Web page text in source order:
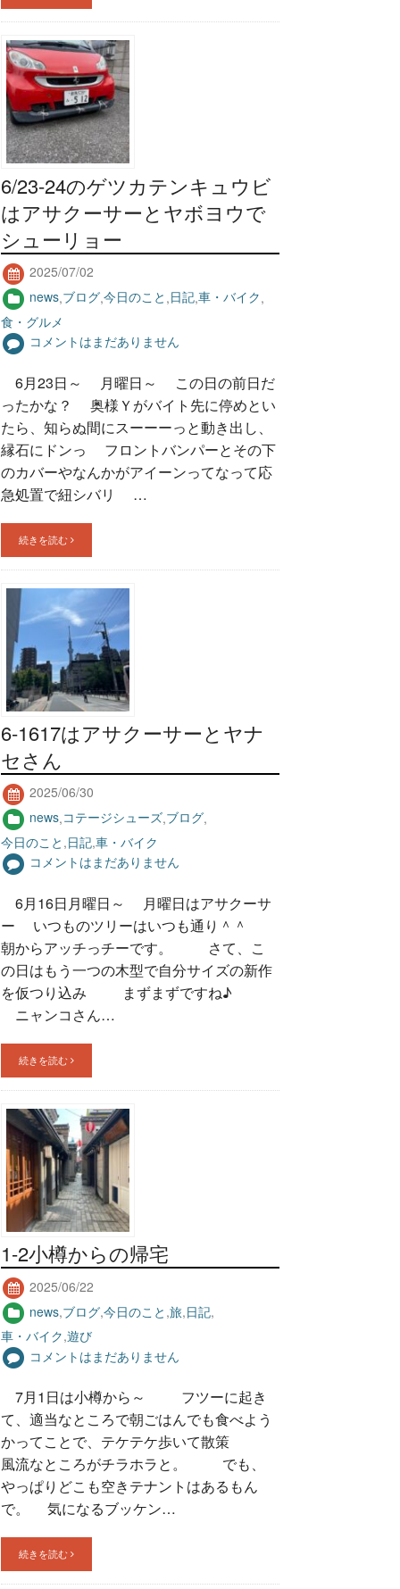
6/23-24のゲツカテンキュウビ
はアサクーサーとヤボヨウで
シューリョー
2025/07/02
news,ブログ,今日のこと ,日記,車・バイク,
食・グルメ
コメントはまだありません
6月23日～ 月曜日～ この日の前日だ
ったかな？ 奥様Ｙがバイト先に停めとい
たら、知らぬ間にスーーーっと動き出し、
縁石にドンっ フロントバンパーとその下
のカバーやなんかがアイーンってなって応
急処置で紐シバリ …
続きを読む
6-1617はアサクーサーとヤナ
セさん
2025/06/30
news,コテージシューズ,ブログ,
今日のこと ,日記,車・バイク
コメントはまだありません
6月16日月曜日～ 月曜日はアサクーサ
ー いつものツリーはいつも通り＾＾
朝からアッチっチーです。 さて、こ
の日はもう一つの木型で自分サイズの新作
を仮つり込み まずまずですね♪
ニャンコさん…
続きを読む
1-2小樽からの帰宅
2025/06/22
news,ブログ,今日のこと ,旅,日記,
車・バイク,遊び
コメントはまだありません
7月1日は小樽から～ フツーに起き
て、適当なところで朝ごはんでも食べよう
かってことで、テケテケ歩いて散策
風流なところがチラホラと。 でも、
やっぱりどこも空きテナントはあるもん
で。 気になるブッケン…
続きを読む